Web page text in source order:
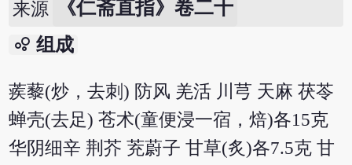
来源 《仁斋直指》卷二十
bubble_chart 组成
蒺藜(炒，去刺) 防风 羌活 川芎 天麻 茯苓
蝉壳(去足) 苍术(童便浸一宿，焙)各15克
华阴细辛 荆芥 茺蔚子 甘草(炙)各7.5克 甘